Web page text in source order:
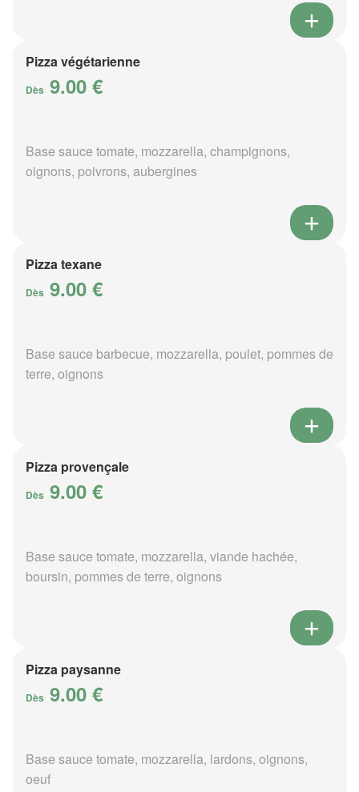
Pizza végétarienne
Dès 9.00 €
Base sauce tomate, mozzarella, champignons,
oignons, poivrons, aubergines
Pizza texane
Dès 9.00 €
Base sauce barbecue, mozzarella, poulet, pommes de
terre, oignons
Pizza provençale
Dès 9.00 €
Base sauce tomate, mozzarella, viande hachée,
boursin, pommes de terre, oignons
Pizza paysanne
Dès 9.00 €
Base sauce tomate, mozzarella, lardons, oignons,
oeuf